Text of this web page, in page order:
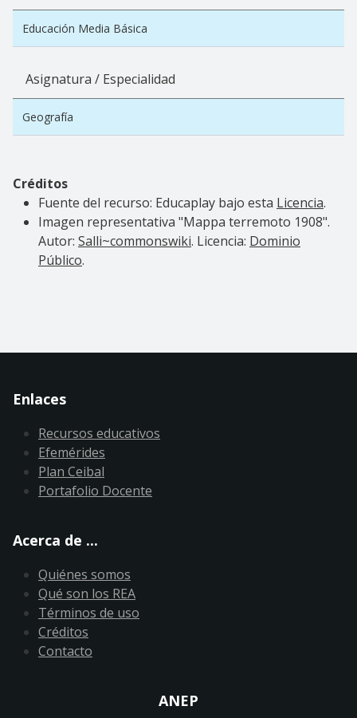
Educación Media Básica
Asignatura / Especialidad
Geografía
Créditos
Fuente del recurso: Educaplay bajo esta Licencia.
Imagen representativa "Mappa terremoto 1908".
Autor: Salli~commonswiki. Licencia: Dominio
Público.
Enlaces
Recursos educativos
Efemérides
Plan Ceibal
Portafolio Docente
Acerca de ...
Quiénes somos
Qué son los REA
Términos de uso
Créditos
Contacto
ANEP